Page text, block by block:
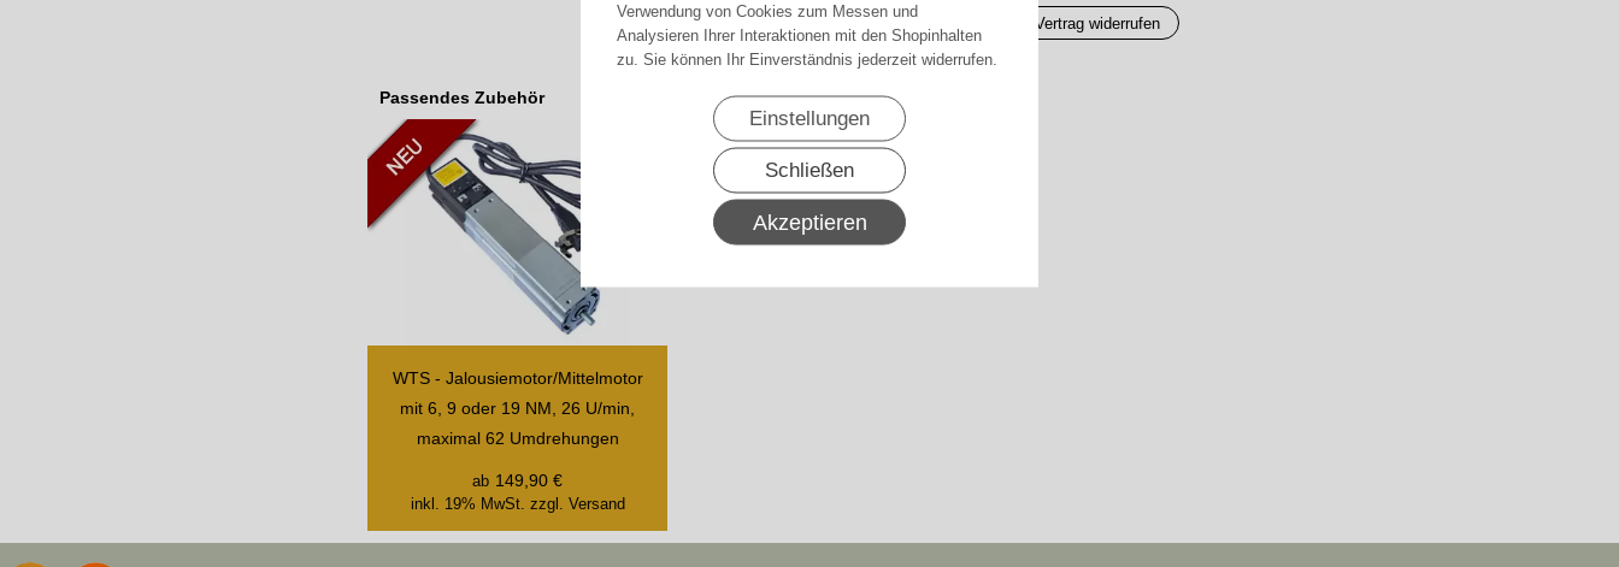
Verwendung von Cookies zum Messen und
Analysieren Ihrer Interaktionen mit den Shopinhalten
zu. Sie können Ihr Einverständnis jederzeit widerrufen.
Einstellungen
Schließen
Akzeptieren
Vertrag widerrufen
Passendes Zubehör
WTS - Jalousiemotor/Mittelmotor
mit 6, 9 oder 19 NM, 26 U/min,
maximal 62 Umdrehungen
inkl. 19% MwSt. zzgl. Versand
ab 149,90 €